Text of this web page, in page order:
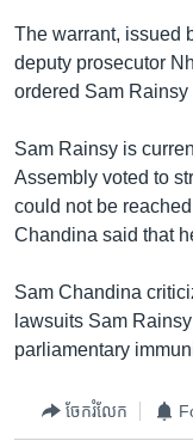
រំលង​
និង​
ចូល​
កាន់​
ទំព័រ​
ស្វែង​
Khmer English
បណ្តាញ​សង្គម
ភាសា
The warrant, issued
deputy prosecutor
ordered Sam
Sam Rainsy is
Assembly voted to
could not be
Chandina said that
Sam Chandina
lawsuits Sam
parliamentary
ចែករំលែក